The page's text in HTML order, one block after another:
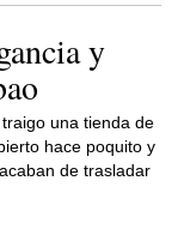
y
una tienda de
hace poquito y
de trasladar